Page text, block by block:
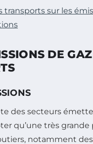
transports sur les
DE
des secteurs
qu’une très grande
notamment des